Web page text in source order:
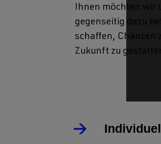
Ihnen möchten wir
gegenseitig dazu
schaffen, Chancen
Zukunft zu